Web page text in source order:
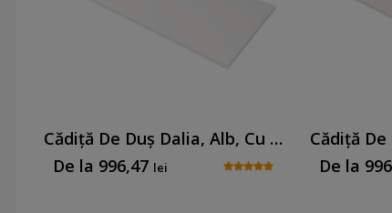
Cădiță De Duș Dalia, Alb, Cu Sifon Inclus
De la 996,47 lei
De la